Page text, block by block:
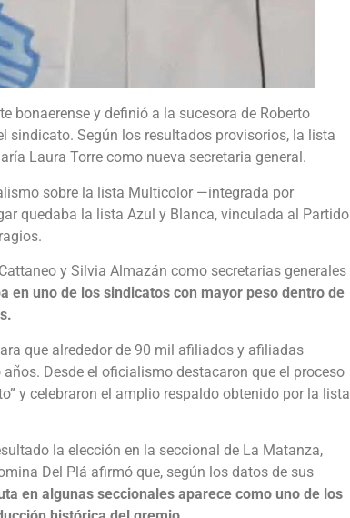
bonaerense y definió a la sucesora de Roberto
sindicato. Según los resultados provisorios, la lista
Laura Torre como nueva secretaria general.
sobre la lista Multicolor —integrada por
quedaba la lista Azul y Blanca, vinculada al Partido
y Silvia Almazán como secretarias generales
en uno de los sindicatos con mayor peso dentro de
que alrededor de 90 mil afiliados y afiliadas
Desde el oficialismo destacaron que el proceso
y celebraron el amplio respaldo obtenido por la lista
la elección en la seccional de La Matanza,
Del Plá afirmó que, según los datos de sus
en algunas seccionales aparece como uno de los